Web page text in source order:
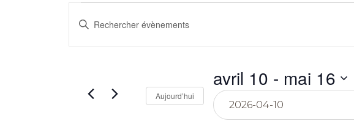
Évènements
Recherche
et
navigation
Saisir
mot-
Aujourd’hui
avril 10 - mai 16
Sélectionnez
date.